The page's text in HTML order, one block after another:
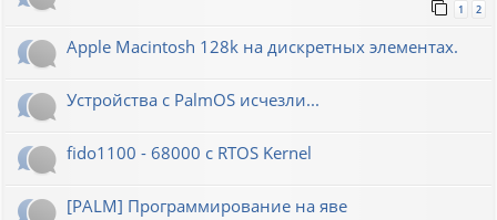
1 2
Apple Macintosh 128k на дискретных элементах.
Устройства с PalmOS исчезли...
fido1100 - 68000 с RTOS Kernel
[PALM] Программирование на яве